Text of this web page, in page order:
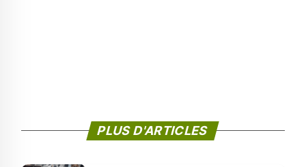
PLUS D'ARTICLES